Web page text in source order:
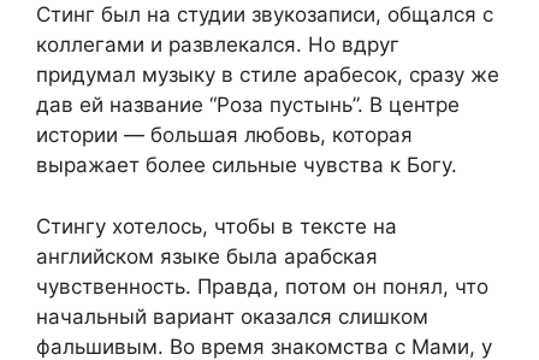
Стинг был на студии звукозаписи, общался с
коллегами и развлекался. Но вдруг
придумал музыку в стиле арабесок, сразу же
дав ей название “Роза пустынь”. В центре
истории — большая любовь, которая
выражает более сильные чувства к Богу.
Стингу хотелось, чтобы в тексте на
английском языке была арабская
чувственность. Правда, потом он понял, что
начальный вариант оказался слишком
фальшивым. Во время знакомства с Мами, у